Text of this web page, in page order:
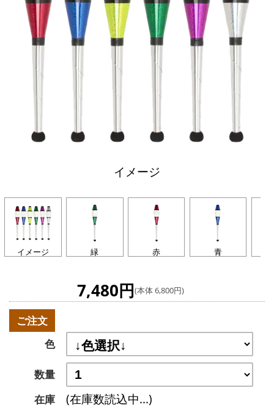
イメージ
イメージ 緑 赤 青
7,480円(本体 6,800円)
ご注文
色
数量
在庫
(在庫数読込中...)